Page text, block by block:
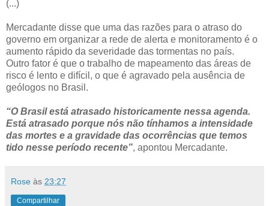
(...)
Mercadante disse que uma das razões para o atraso do
governo em organizar a rede de alerta e monitoramento é o
aumento rápido da severidade das tormentas no país.
Outro fator é que o trabalho de mapeamento das áreas de
risco é lento e difícil, o que é agravado pela ausência de
geólogos no Brasil.
“O Brasil está atrasado historicamente nessa agenda.
Está atrasado porque nós não tínhamos a intensidade
das mortes e a gravidade das ocorrências que temos
tido nesse período recente”, apontou Mercadante.
Rose às 23:27
Compartilhar